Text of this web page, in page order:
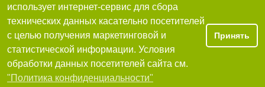
использует интернет-сервис для сбора
технических данных касательно посетителей
с целью получения маркетинговой и
статистической информации. Условия
обработки данных посетителей сайта см.
"Политика конфиденциальности"
Принять